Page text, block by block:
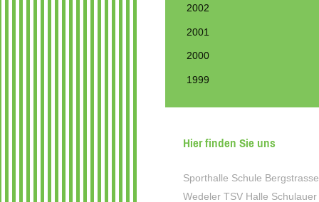
2002
2001
2000
1999
Hier finden Sie uns
Sporthalle Schule Bergstrasse
Wedeler TSV Halle Schulauer